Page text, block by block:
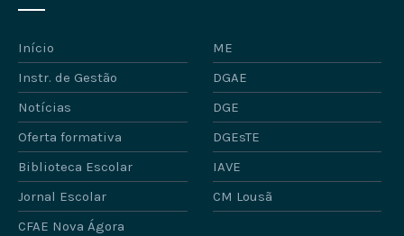
Início
ME
Instr. de Gestão
DGAE
Notícias
DGE
Oferta formativa
DGEsTE
Biblioteca Escolar
IAVE
Jornal Escolar
CM Lousã
CFAE Nova Ágora